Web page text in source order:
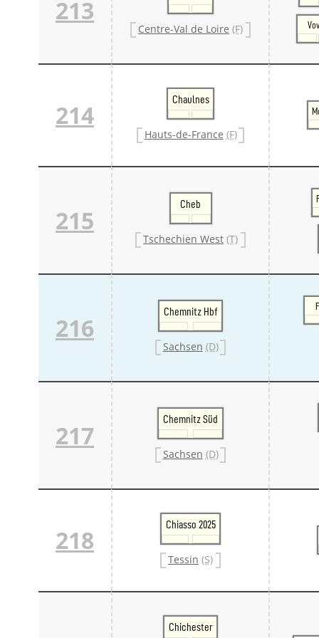
213
Centre-Val de Loire (F)
214
Chaulnes
Hauts-de-France (F)
215
Cheb
Tschechien West (T)
216
Chemnitz Hbf
Sachsen (D)
217
Chemnitz Süd
Sachsen (D)
218
Chiasso 2025
Tessin (S)
Chichester